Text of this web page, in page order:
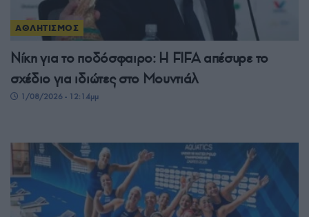
ΑΘΛΗΤΙΣΜΟΣ
Νίκη για το ποδόσφαιρο: Η FIFA απέσυρε το
σχέδιο για ιδιώτες στο Μουντιάλ
1/08/2026 - 12:14μμ